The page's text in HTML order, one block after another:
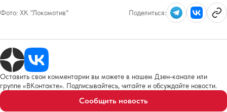
Фото: ХК "Локомотив" Поделиться:
Оставить свои комментарии вы можете в нашем Дзен-канале или
группе «ВКонтакте». Подписывайтесь, читайте и обсуждайте новости.
Сообщить новость